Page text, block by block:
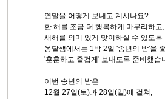
연말을 어떻게 보내고 계시나요?
한 해를 조금 더 행복하게 마무리하고,
새해를 의미 있게 맞이하실 수 있도록
옹달샘에서는 1박 2일 '송년의 밤'을
'훈훈하고 즐겁게' 보내도록 준비했습
이번 송년의 밤은
12월 27일(토)과 28일(일)에 걸쳐,